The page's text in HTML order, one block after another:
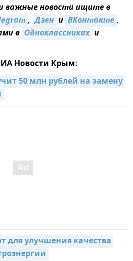
важные новости ищите в
, Дзен и ВКонтакте.
в Одноклассниках и
Новости Крым:
50 млн рублей на замену
для улучшения качества